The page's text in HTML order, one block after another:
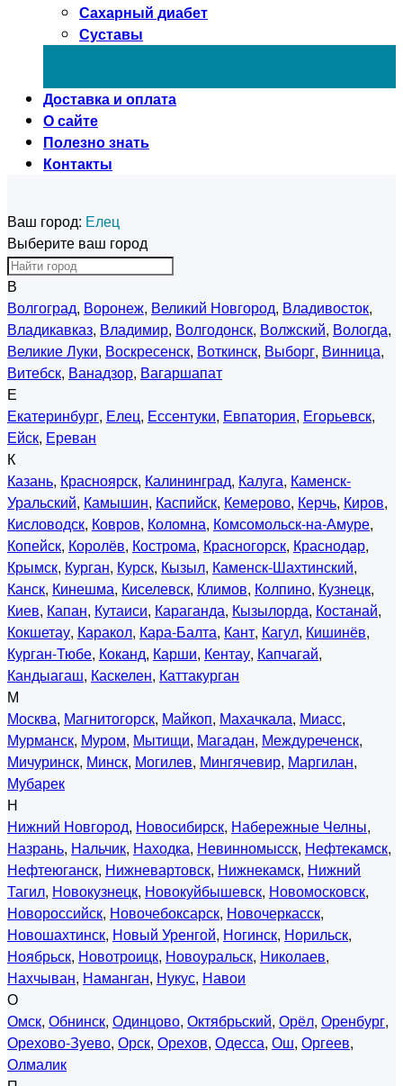
Сахарный диабет
Суставы
Доставка и оплата
О сайте
Полезно знать
Контакты
Ваш город: Елец
Выберите ваш город
В
Волгоград, Воронеж, Великий Новгород, Владивосток,
Владикавказ, Владимир, Волгодонск, Волжский, Вологда,
Великие Луки, Воскресенск, Воткинск, Выборг, Винница,
Витебск, Ванадзор, Вагаршапат
Е
Екатеринбург, Елец, Ессентуки, Евпатория, Егорьевск,
Ейск, Ереван
К
Казань, Красноярск, Калининград, Калуга, Каменск-
Уральский, Камышин, Каспийск, Кемерово, Керчь, Киров,
Кисловодск, Ковров, Коломна, Комсомольск-на-Амуре,
Копейск, Королёв, Кострома, Красногорск, Краснодар,
Крымск, Курган, Курск, Кызыл, Каменск-Шахтинский,
Канск, Кинешма, Киселевск, Климов, Колпино, Кузнецк,
Киев, Капан, Кутаиси, Караганда, Кызылорда, Костанай,
Кокшетау, Каракол, Кара-Балта, Кант, Кагул, Кишинёв,
Курган-Тюбе, Коканд, Карши, Кентау, Капчагай,
Кандыагаш, Каскелен, Каттакурган
М
Москва, Магнитогорск, Майкоп, Махачкала, Миасс,
Мурманск, Муром, Мытищи, Магадан, Междуреченск,
Мичуринск, Минск, Могилев, Мингячевир, Маргилан,
Мубарек
Н
Нижний Новгород, Новосибирск, Набережные Челны,
Назрань, Нальчик, Находка, Невинномысск, Нефтекамск,
Нефтеюганск, Нижневартовск, Нижнекамск, Нижний
Тагил, Новокузнецк, Новокуйбышевск, Новомосковск,
Новороссийск, Новочебоксарск, Новочеркасск,
Новошахтинск, Новый Уренгой, Ногинск, Норильск,
Ноябрьск, Новотроицк, Новоуральск, Николаев,
Нахчыван, Наманган, Нукус, Навои
О
Омск, Обнинск, Одинцово, Октябрьский, Орёл, Оренбург,
Орехово-Зуево, Орск, Орехов, Одесса, Ош, Оргеев,
Олмалик